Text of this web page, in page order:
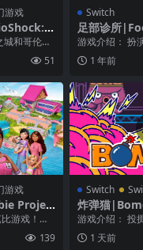
游戏
T
和哥伦比
完美重制
51
Switch
足部诊所
游戏介绍： 扮
验足科诊所的
拉各种足部。 对
1 年前
游戏
Projec
游戏！你
试各种新
139
Switch
炸弹猫
游戏介绍： 投
在这款充满对
的关卡清除动...
1 天前